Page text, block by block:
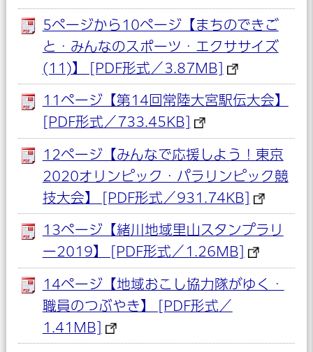
5ページから10ページ【まちのできご
と・みんなのスポーツ・エクササイズ
(11)】 [PDF形式／3.87MB]
11ページ【第14回常陸大宮駅伝大会】
[PDF形式／733.45KB]
12ページ【みんなで応援しよう！東京
2020オリンピック・パラリンピック競
技大会】 [PDF形式／931.74KB]
13ページ【緒川地域里山スタンプラリ
ー2019】 [PDF形式／1.26MB]
14ページ【地域おこし協力隊がゆく・
職員のつぶやき】 [PDF形式／
1.41MB]